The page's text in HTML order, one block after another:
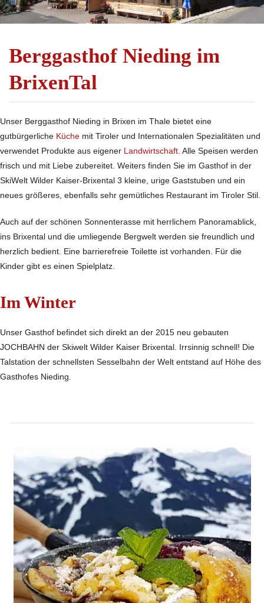
Berggasthof Nieding im
BrixenTal
Unser Berggasthof Nieding in Brixen im Thale bietet eine
gutbürgerliche Küche mit Tiroler und Internationalen Spezialitäten und
verwendet Produkte aus eigener Landwirtschaft . Alle Speisen werden
frisch und mit Liebe zubereitet. Weiters finden Sie im Gasthof in der
SkiWelt Wilder Kaiser-Brixental 3 kleine, urige Gaststuben und ein
neues größeres, ebenfalls sehr gemütliches Restaurant im Tiroler Stil.
Auch auf der schönen Sonnenterasse mit herrlichem Panoramablick,
ins Brixental und die umliegende Bergwelt werden sie freundlich und
herzlich bedient. Eine barrierefreie Toilette ist vorhanden. Für die
Kinder gibt es einen Spielplatz.
Im Winter
Unser Gasthof befindet sich direkt an der 2015 neu gebauten
JOCHBAHN der Skiwelt Wilder Kaiser Brixental. Irrsinnig schnell! Die
Talstation der schnellsten Sesselbahn der Welt entstand auf Höhe des
Gasthofes Nieding.